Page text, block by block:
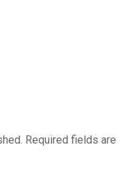
Required fields are